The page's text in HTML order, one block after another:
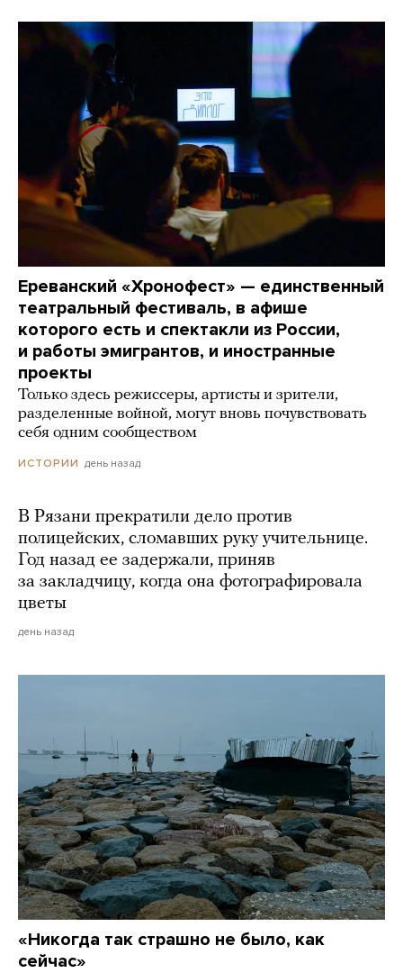
Ереванский «Хронофест» — единственный
театральный фестиваль, в афише
которого есть и спектакли из России,
и работы эмигрантов, и иностранные
проекты
Только здесь режиссеры, артисты и зрители,
разделенные войной, могут вновь почувствовать
себя одним сообществом
ИСТОРИИ день назад
В Рязани прекратили дело против
полицейских, сломавших руку учительнице.
Год назад ее задержали, приняв
за закладчицу, когда она фотографировала
цветы
день назад
«Никогда так страшно не было, как
сейчас»